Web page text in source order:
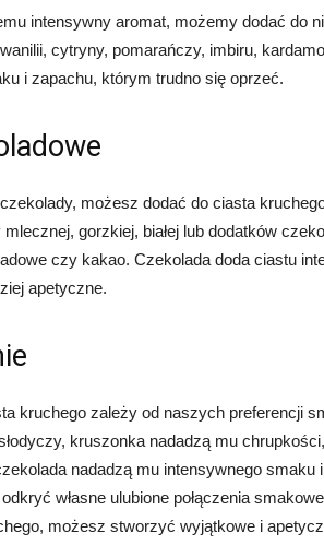
intensywny aromat, możemy dodać do
cytryny, pomarańczy, imbiru,
i zapachu, którym trudno się oprzeć.
możesz dodać do ciasta
gorzkiej, białej lub dodatków
czy kakao. Czekolada doda ciastu
apetyczne.
kruchego zależy od naszych preferencji
kruszonka nadadzą mu
nadadzą mu intensywnego smaku
własne ulubione połączenia
możesz stworzyć wyjątkowe i